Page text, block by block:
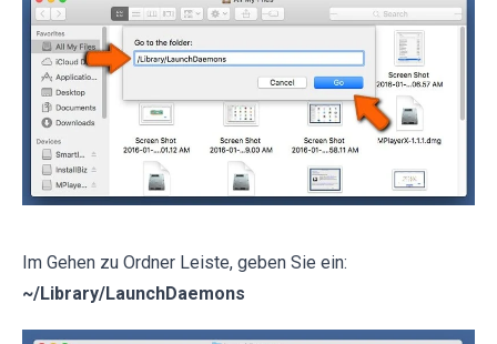
Im Gehen zu Ordner Leiste, geben Sie ein:
~/Library/LaunchDaemons